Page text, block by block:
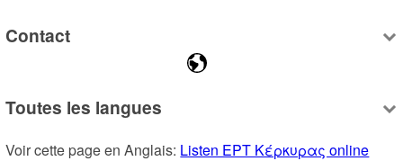
Contact
Toutes les langues
Voir cette page en Anglais: Listen ΕΡΤ Κέρκυρας online